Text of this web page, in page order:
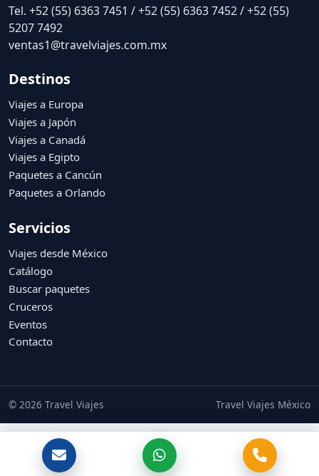
Tel. +52 (55) 6363 7451 / +52 (55) 6363 7452 / +52 (55)
5207 7492
ventas1@travelviajes.com.mx
Destinos
Viajes a Europa
Viajes a Japón
Viajes a Canadá
Viajes a Egipto
Paquetes a Cancún
Paquetes a Orlando
Servicios
Viajes desde México
Catálogo
Buscar paquetes
Cruceros
Eventos
Contacto
© 2026 Travel Viajes Travel Viajes México